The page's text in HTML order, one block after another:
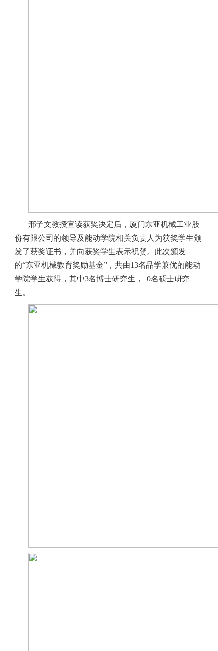
邢子文教授宣读获奖决定后，厦门东亚机械工业股
份有限公司的领导及能动学院相关负责人为获奖学生颁
发了获奖证书，并向获奖学生表示祝贺。此次颁发
的“东亚机械教育奖励基金”，共由13名品学兼优的能动
学院学生获得，其中3名博士研究生，10名硕士研究
生。